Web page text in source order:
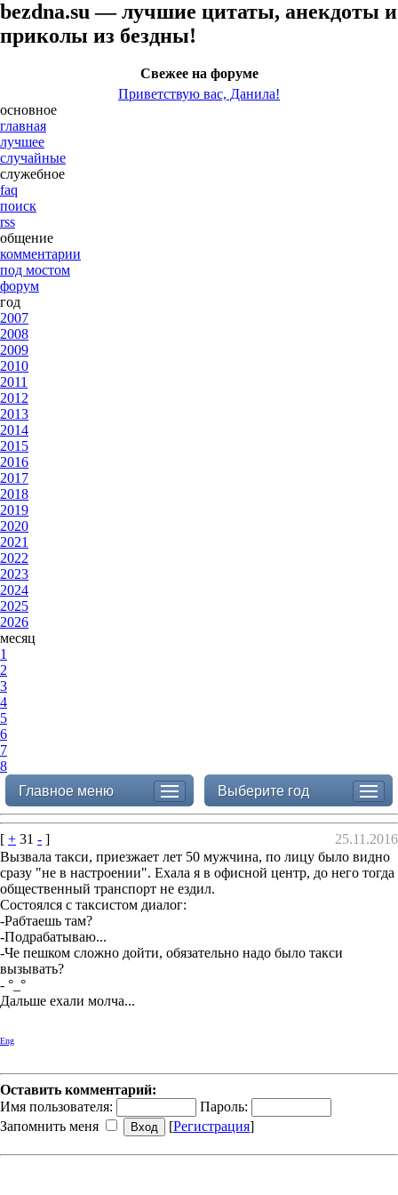
bezdna.su — лучшие цитаты, анекдоты и
приколы из бездны!
Свежее на форуме
Приветствую вас, Данила!
основное
главная
лучшее
случайные
служебное
faq
поиск
rss
общение
комментарии
под мостом
форум
год
2007
2008
2009
2010
2011
2012
2013
2014
2015
2016
2017
2018
2019
2020
2021
2022
2023
2024
2025
2026
месяц
1
2
3
4
5
6
7
8
Главное меню
Выберите год
[ + 31 - ]
25.11.2016
Вызвала такси, приезжает лет 50 мужчина, по лицу было видно
сразу "не в настроении". Ехала я в офисной центр, до него тогда
общественный транспорт не ездил.
Состоялся с таксистом диалог:
-Рабтаешь там?
-Подрабатываю...
-Че пешком сложно дойти, обязательно надо было такси
вызывать?
- °_°
Дальше ехали молча...
Eng
Оставить комментарий:
Имя пользователя:
Пароль:
Запомнить меня
[Регистрация]